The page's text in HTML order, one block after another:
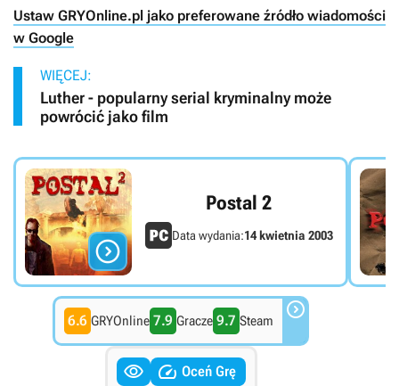
Ustaw GRYOnline.pl jako preferowane źródło wiadomości
w Google
WIĘCEJ:
Luther - popularny serial kryminalny może
powrócić jako film

Postal 2
Data wydania:14 kwietnia 2003
6.6 GRYOnline 7.9 Gracze 9.7 Steam 
  Oceń Grę